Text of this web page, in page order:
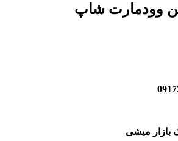
وودمارت شاپ
بازار میشی